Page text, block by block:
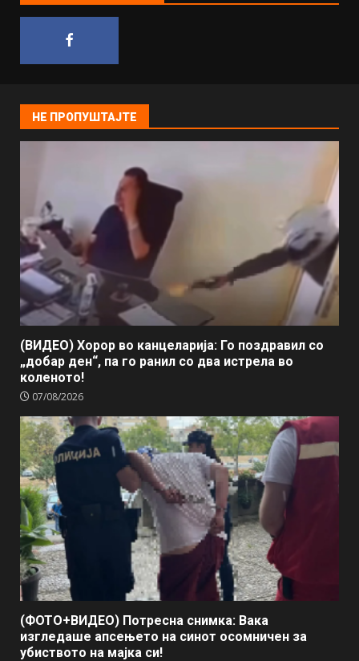
НЕ ПРОПУШТАЈТЕ
(ВИДЕО) Хорор во канцеларија: Го поздравил со
„добар ден“, па го ранил со два истрела во
коленото!
07/08/2026
(ФОТО+ВИДЕО) Потресна снимка: Вака
изгледаше апсењето на синот осомничен за
убиството на мајка си!